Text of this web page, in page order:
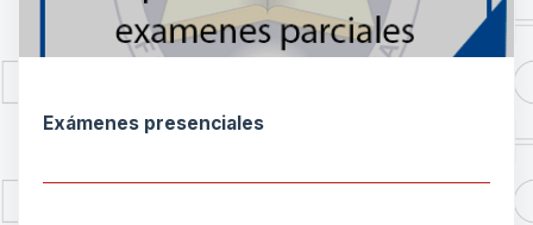
Exámenes presenciales